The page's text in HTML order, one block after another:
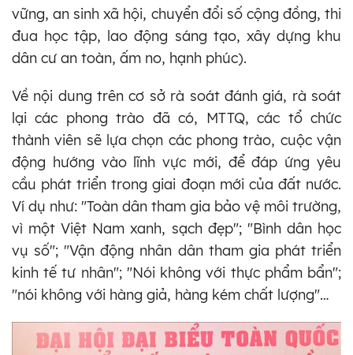
vững, an sinh xã hội, chuyển đổi số cộng đồng, thi
đua học tập, lao động sáng tạo, xây dựng khu
dân cư an toàn, ấm no, hạnh phúc).
Về nội dung trên cơ sở rà soát đánh giá, rà soát
lại các phong trào đã có, MTTQ, các tổ chức
thành viên sẽ lựa chọn các phong trào, cuộc vận
động hướng vào lĩnh vực mới, để đáp ứng yêu
cầu phát triển trong giai đoạn mới của đất nước.
Ví dụ như: "Toàn dân tham gia bảo vệ môi trường,
vì một Việt Nam xanh, sạch đẹp"; "Bình dân học
vụ số"; "Vận động nhân dân tham gia phát triển
kinh tế tư nhân"; "Nói không với thực phẩm bẩn";
"nói không với hàng giả, hàng kém chất lượng"…